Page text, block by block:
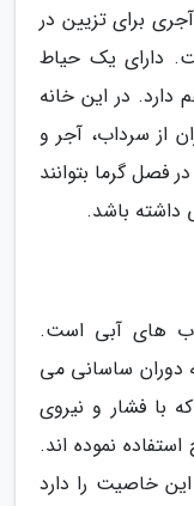
برای تزیین در
دارای یک حیاط
در این خانه
از سرداب، آجر و
فصل گرما بتوانند
داشته باشد.
های آبی است.
ساسانی می
با فشار و نیروی
نموده اند.
خاصیت را دارد